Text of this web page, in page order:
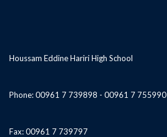
Houssam Eddine Hariri High School
Phone: 00961 7 739898 - 00961 7 755990
Fax: 00961 7 739797